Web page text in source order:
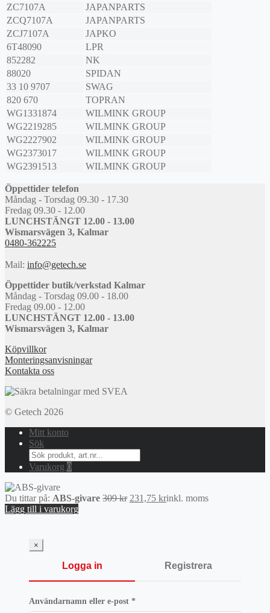
ZC7107A
JAPANPARTS
ZCQ7107A
JAPANPARTS
ZCJ7107A
JAPKO
6T48090
LPR
852282
NK
88020
SPIDAN
33 10 9707
SWAG
820 670
TOPRAN
WG1331874
WILMINK GROUP
WG2219285
WILMINK GROUP
WG2227902
WILMINK GROUP
WG2373017
WILMINK GROUP
WG2391513
WILMINK GROUP
Öppettider telefon
Måndag - Torsdag 09.30 - 17.30
Fredag 09.30 - 12.00
LUNCHSTÄNGT 12.00 - 13.00
Wismarsvägen 3, Kalmar
0480-362225
Mail: info@getech.se
Öppettider butik/verkstad Kalmar
Måndag - Torsdag 09.00 - 18.00
Fredag 09.00 - 12.00
LUNCHSTÄNGT 12.00 - 13.00
Wismarsvägen 3, Kalmar
Köpvillkor
Monteringsanvisningar
Kontakta oss
© Getech 2026
Mitt konto
Sök
Search
for:
Varukorg 0
Du tittar på: ABS-givare 309kr Det
231,75 krDet
inkl. moms
Lägg till i varukorg
×
Logga in Registrera
Användarnamn eller e-post *Obligatoriskt